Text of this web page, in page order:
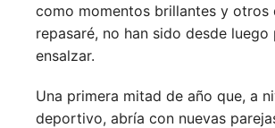
como momentos brillantes y otros
repasaré, no han sido desde luego
ensalzar.
Una primera mitad de año que, a
deportivo, abría con nuevas